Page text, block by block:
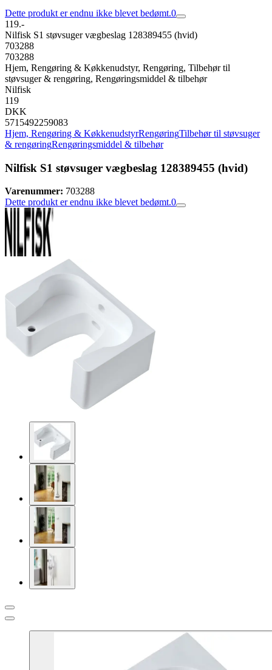
Dette produkt er endnu ikke blevet bedømt.0
119.-
Nilfisk S1 støvsuger vægbeslag 128389455 (hvid)
703288
703288
Hjem, Rengøring & Køkkenudstyr, Rengøring, Tilbehør til
støvsuger & rengøring, Rengøringsmiddel & tilbehør
Nilfisk
119
DKK
5715492259083
Hjem, Rengøring & KøkkenudstyrRengøringTilbehør til støvsuger
& rengøringRengøringsmiddel & tilbehør
Nilfisk S1 støvsuger vægbeslag 128389455 (hvid)
Varenummer: 703288
Dette produkt er endnu ikke blevet bedømt.0